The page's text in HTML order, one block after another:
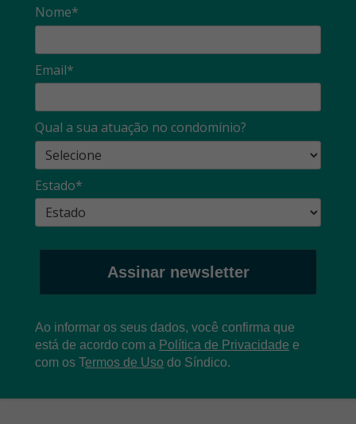
Nome*
Email*
Qual a sua atuação no condomínio?
Estado*
Assinar newsletter
Ao informar os seus dados, você confirma que
está de acordo com a Política de Privacidade e
com os Termos de Uso do Síndico.